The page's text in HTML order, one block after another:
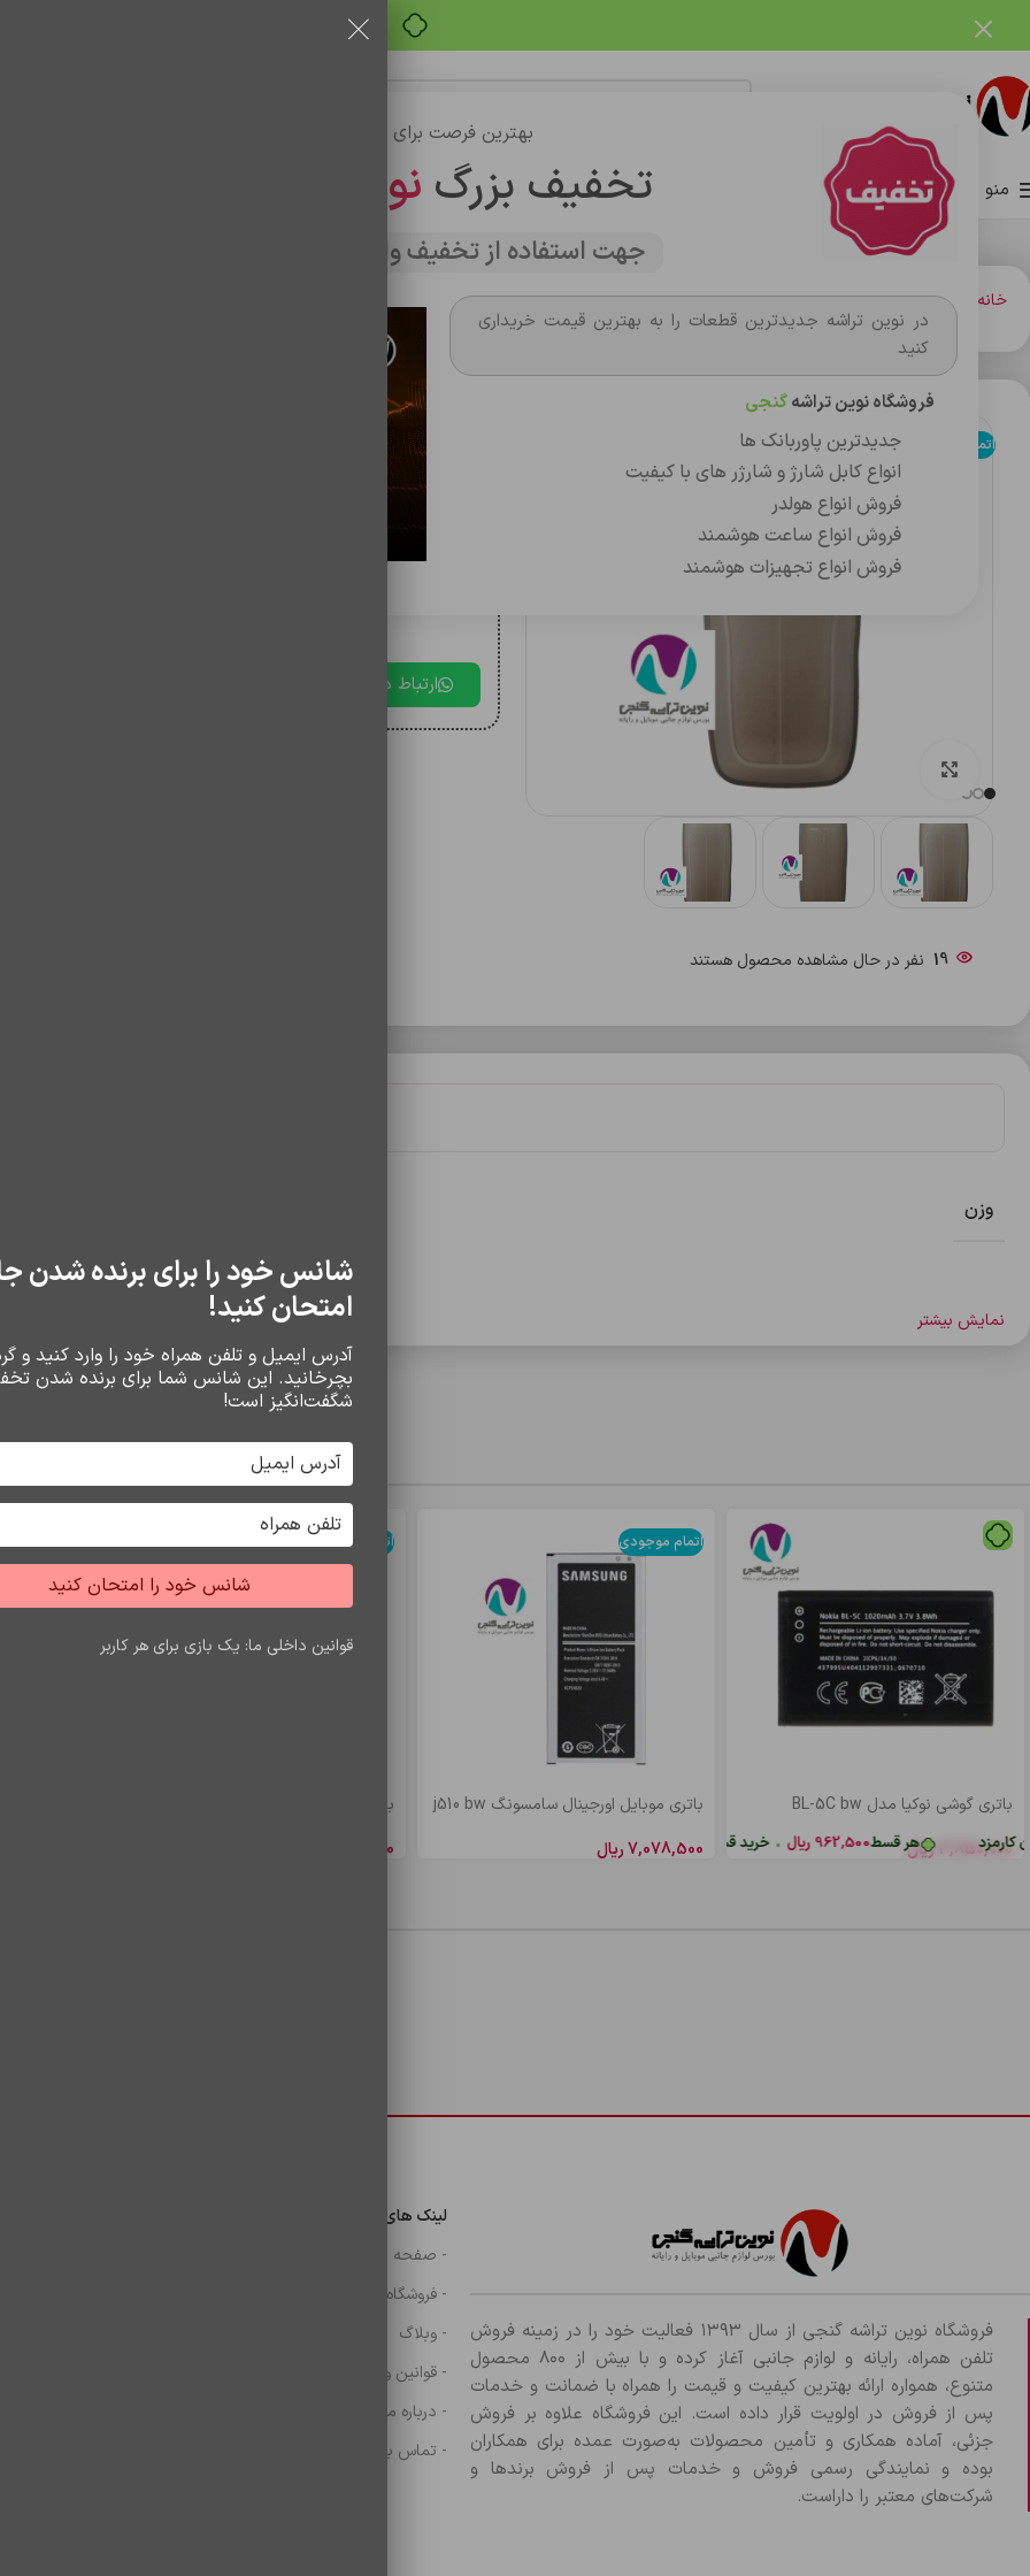
بهترین فرصت برای خرید
تخفیف بزرگ نوین تراشه
جهت استفاده از تخفیف وارد سایت شوید
در نوین تراشه جدیدترین قطعات را به بهترین قیمت خریداری
کنید
فروشگاه نوین تراشهگنجی
جدیدترین پاوربانک ها
انواع کابل شارژ و شارژر های با کیفیت
فروش انواع هولدر
فروش انواع ساعت هوشمند
فروش انواع تجهیزات هوشمند
منو صفحه اصلیفروشگاهوبلاگ
خانه قاب تجاري نوکيا قاب نوکيا قاب ژله اي نوکيا 2019 106
اتمام موجودی
بزرگنمایی تصویر
19 نفر در حال مشاهده محصول هستند
قاب ژله اي نوکيا 2019 106
ارتباط در بله
وزن
نمایش بیشتر
سایر محصولات
هر قسط962,500ریال • خرید قسطی با ترب‌پی بدون کارمزد
باتری گوشی نوکیا مدل BL-5C bw
3,850,000 ریال
اتمام موجودی
باتری موبايل اورجینال سامسونگ j510 bw
7,078,500 ریال
اتمام موجودی
باتري s7 edje/bw935
8,548,650
فروشگاه نوین تراشه گنجی از سال ۱۳۹۳ فعالیت خود را در زمینه فروش
تلفن همراه، رایانه و لوازم جانبی آغاز کرده و با بیش از ۸۰۰ محصول
متنوع، همواره ارائه بهترین کیفیت و قیمت را همراه با ضمانت و خدمات
پس از فروش در اولویت قرار داده است. این فروشگاه علاوه بر فروش
جزئی، آماده همکاری و تأمین محصولات به‌صورت عمده برای همکاران
بوده و نمایندگی رسمی فروش و خدمات پس از فروش برندها و
شرکت‌های معتبر را داراست.
لینک های مهم
- صفحه اصلی
- فروشگاه
- وبلاگ
- قوانین و مقررات
- درباره ما
- تماس با ما
فروشگاه نوین تراشه گنجی
شانس خود را برای برنده شدن
امتحان کنید!
آدرس ایمیل و تلفن همراه خود را وارد کنید و
بچرخانید. این شانس شما برای برنده شدن
شگفت‌انگیز است!
شانس خود را امتحان کنید
قوانین داخلی ما: یک بازی برای هر کاربر